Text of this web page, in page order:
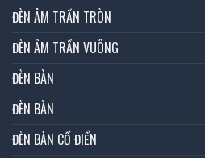
ĐÈN ÂM TRẦN TRÒN
ĐÈN ÂM TRẦN VUÔNG
ĐÈN BÀN
ĐÈN BÀN
ĐÈN BÀN CỔ ĐIỂN